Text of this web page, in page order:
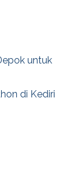
untuk
di Kediri